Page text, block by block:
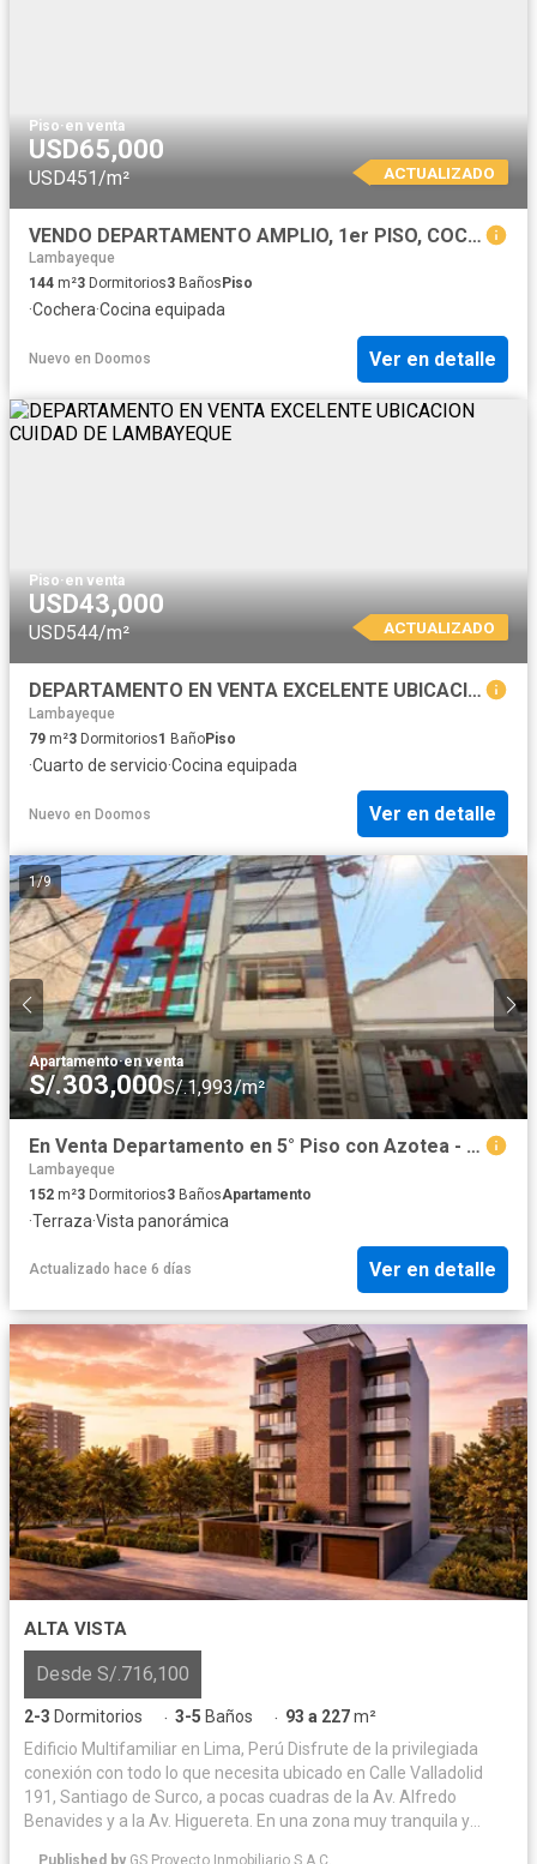
Piso·en venta
USD65,000
USD451/m² ACTUALIZADO
VENDO DEPARTAMENTO AMPLIO, 1er PISO, COCHERA PARA 2 CARROS CIUDAD DE LAMBAYEQUE
Lambayeque
144 m²3 Dormitorios3 Baños Piso
·Cochera·Cocina equipada
Nuevo en Doomos Ver en detalle
Piso·en venta
USD43,000
USD544/m² ACTUALIZADO
DEPARTAMENTO EN VENTA EXCELENTE UBICACION CUIDAD DE LAMBAYEQUE
Lambayeque
79 m²3 Dormitorios1 BañoPiso
·Cuarto de servicio·Cocina equipada
Nuevo en Doomos Ver en detalle
1/9
Apartamento·en venta
S/.303,000S/.1,993/m²
En Venta Departamento en 5° Piso con Azotea - Chiclayo
Lambayeque
152 m²3 Dormitorios3 BañosApartamento
·Terraza·Vista panorámica
Actualizado hace 6 días Ver en detalle
ALTA VISTA
Desde S/.716,100
2-3 Dormitorios · 3-5 Baños · 93 a 227m²
Edificio Multifamiliar en Lima, Perú Disfrute de la privilegiada
conexión con todo lo que necesita ubicado en Calle Valladolid
191, Santiago de Surco, a pocas cuadras de la Av. Alfredo
Benavides y a la Av. Higuereta. En una zona muy tranquila y